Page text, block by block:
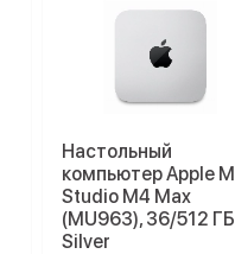
Настольный
компьютер Apple
Studio M4 Max
(MU963), 36/512
Silver